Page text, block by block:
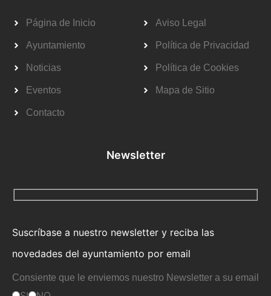
Página de Inicio
Ayuntamiento
Noticias
Eventos
Contacto
Aviso Legal
Política de Privacidad
Política de Cookies
Mapa de Sitio
Newsletter
Suscríbase a nuestro newsletter y reciba las
novedades del ayuntamiento por email
Consiente que le enviemos nuestro Newsletter a su email